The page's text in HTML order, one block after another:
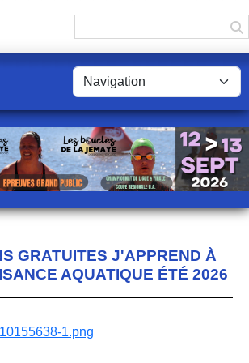
GRATUITES J'APPREND À
AQUATIQUE ÉTÉ 2026
des cookies